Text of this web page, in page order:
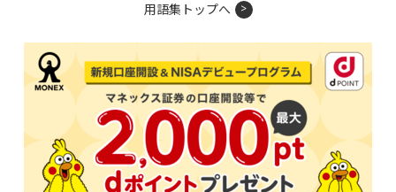
用語集トップへ